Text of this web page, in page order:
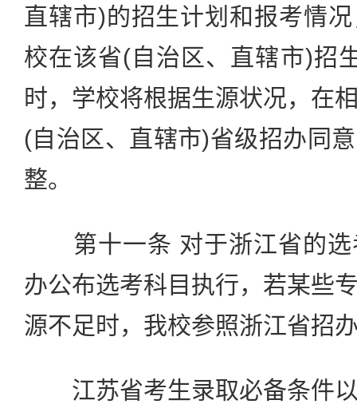
直辖市)的招生计划和报考情
校在该省(自治区、直辖市)招
时，学校将根据生源状况，在
(自治区、直辖市)省级招办同
整。
第十一条 对于浙江省的选
办公布选考科目执行，若某些
源不足时，我校参照浙江省招
江苏省考生录取必备条件以